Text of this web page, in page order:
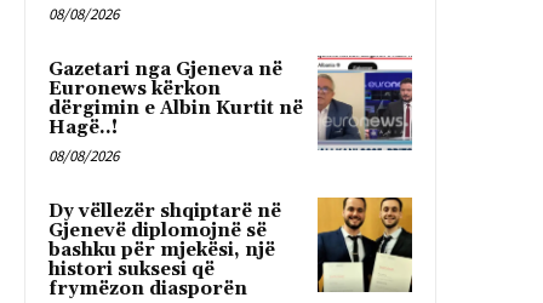
08/08/2026
Gazetari nga Gjeneva në
Euronews kërkon
dërgimin e Albin Kurtit në
Hagë..!
08/08/2026
Dy vëllezër shqiptarë në
Gjenevë diplomojnë së
bashku për mjekësi, një
histori suksesi që
frymëzon diasporën